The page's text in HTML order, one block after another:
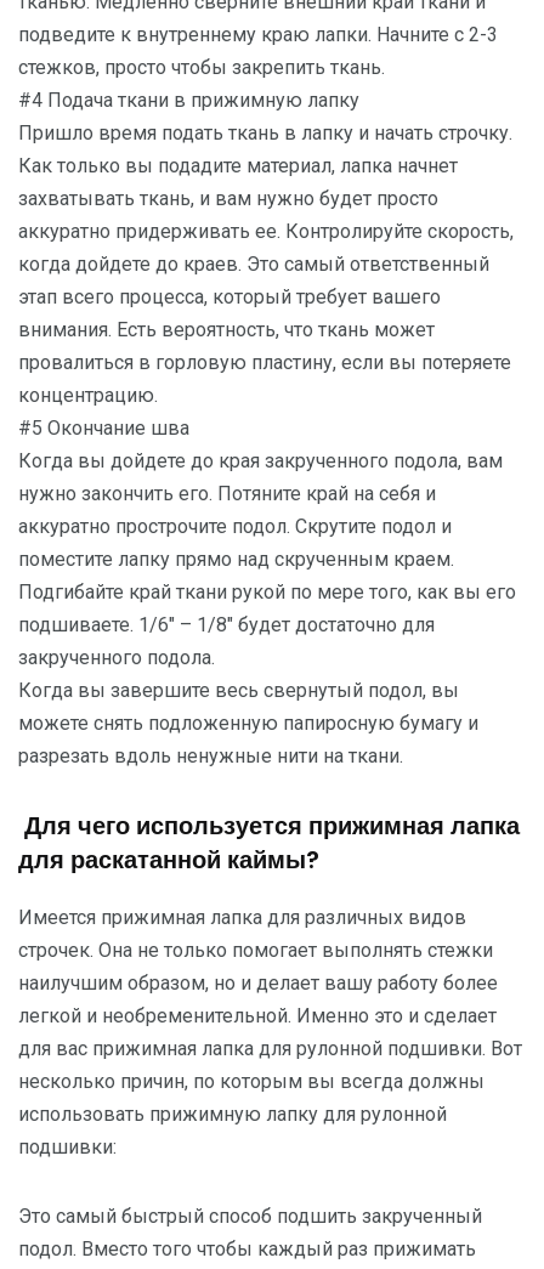
подведите к внутреннему краю лапки. Начните с 2-3
стежков, просто чтобы закрепить ткань.
#4 Подача ткани в прижимную лапку
Пришло время подать ткань в лапку и начать строчку.
Как только вы подадите материал, лапка начнет
захватывать ткань, и вам нужно будет просто
аккуратно придерживать ее. Контролируйте скорость,
когда дойдете до краев. Это самый ответственный
этап всего процесса, который требует вашего
внимания. Есть вероятность, что ткань может
провалиться в горловую пластину, если вы потеряете
концентрацию.
#5 Окончание шва
Когда вы дойдете до края закрученного подола, вам
нужно закончить его. Потяните край на себя и
аккуратно прострочите подол. Скрутите подол и
поместите лапку прямо над скрученным краем.
Подгибайте край ткани рукой по мере того, как вы его
подшиваете. 1/6″ – 1/8″ будет достаточно для
закрученного подола.
Когда вы завершите весь свернутый подол, вы
можете снять подложенную папиросную бумагу и
разрезать вдоль ненужные нити на ткани.
Для чего используется прижимная лапка
для раскатанной каймы?
Имеется прижимная лапка для различных видов
строчек. Она не только помогает выполнять стежки
наилучшим образом, но и делает вашу работу более
легкой и необременительной. Именно это и сделает
для вас прижимная лапка для рулонной подшивки. Вот
несколько причин, по которым вы всегда должны
использовать прижимную лапку для рулонной
подшивки:
Это самый быстрый способ подшить закрученный
подол. Вместо того чтобы каждый раз прижимать